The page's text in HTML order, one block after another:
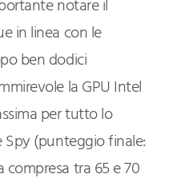
notare il
in linea con le
ben dodici
la GPU Intel
per tutto lo
Spy (punteggio finale:
tra 65 e 70